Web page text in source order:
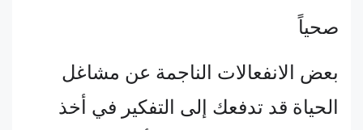
صحياً
بعض الانفعالات الناجمة عن مشاغل
الحياة قد تدفعك إلى التفكير في أخذ